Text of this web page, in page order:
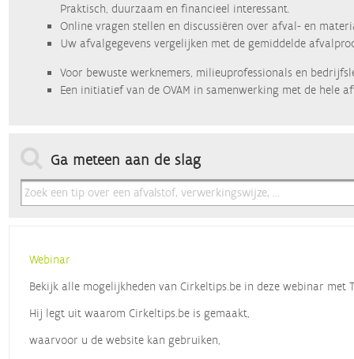
Praktisch, duurzaam en financieel interessant.
Online vragen stellen en discussiëren over afval- en
Uw afvalgegevens vergelijken met de gemiddelde
Voor bewuste werknemers, milieuprofessionals en
Een initiatief van de OVAM in samenwerking met de hele
Ga meteen aan de slag
Webinar
Bekijk alle mogelijkheden van Cirkeltips.be in deze webinar met
Hij legt uit waarom Cirkeltips.be is gemaakt,
waarvoor u de website kan gebruiken,